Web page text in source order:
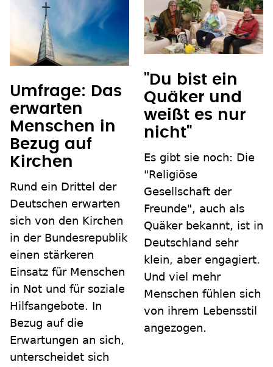
Umfrage: Das
erwarten
Menschen in
Bezug auf
Kirchen
Rund ein Drittel der
Deutschen erwarten
sich von den Kirchen
in der Bundesrepublik
einen stärkeren
Einsatz für Menschen
in Not und für soziale
Hilfsangebote. In
Bezug auf die
Erwartungen an sich,
unterscheidet sich
"Du bist ein
Quäker und
weißt es nur
nicht"
Es gibt sie noch: Die
"Religiöse
Gesellschaft der
Freunde", auch als
Quäker bekannt, ist in
Deutschland sehr
klein, aber engagiert.
Und viel mehr
Menschen fühlen sich
von ihrem Lebensstil
angezogen.